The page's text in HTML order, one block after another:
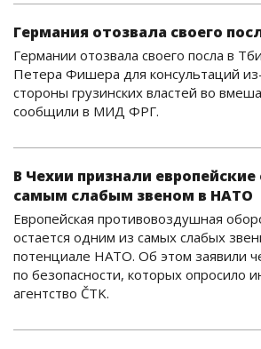
Германия отозвала своего
Германии отозвала своего посла в
Петера Фишера для консультаций
стороны грузинских властей во
сообщили в МИД ФРГ.
В Чехии признали
самым слабым звеном в НАТО
Европейская противовоздушная
остается одним из самых слабых
потенциале НАТО. Об этом заявили
по безопасности, которых опросило
агентство ČTK.